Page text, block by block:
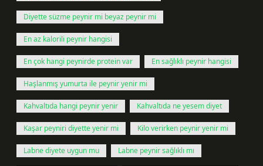
Diyette süzme peynir mi beyaz peynir mi
En az kalorili peynir hangisi
En çok hangi peynirde protein var En sağlıklı peynir hangisi
Haşlanmış yumurta ile peynir yenir mi
Kahvaltıda hangi peynir yenir Kahvaltıda ne yesem diyet
Kaşar peyniri diyette yenir mi Kilo verirken peynir yenir mi
Labne diyete uygun mu Labne peynir sağlıklı mı